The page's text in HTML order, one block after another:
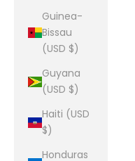
Guinea-
Bissau
(USD $)
Guyana
(USD $)
Haiti (USD
$)
Honduras